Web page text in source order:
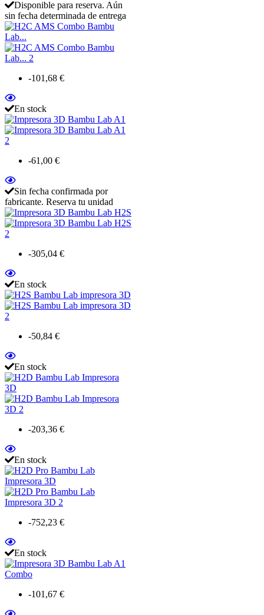
Disponible para reserva. Aún
sin fecha determinada de entrega
-101,68 €
En stock
-61,00 €
Sin fecha confirmada por
fabricante. Reserva tu unidad
-305,04 €
En stock
-50,84 €
En stock
-203,36 €
En stock
-752,23 €
En stock
-101,67 €